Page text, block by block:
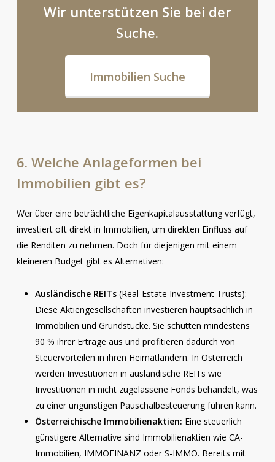
Wir unterstützen Sie bei der
Suche.
Immobilien Suche
6. Welche Anlageformen bei
Immobilien gibt es?
Wer über eine beträchtliche Eigenkapitalausstattung verfügt,
investiert oft direkt in Immobilien, um direkten Einfluss auf
die Renditen zu nehmen. Doch für diejenigen mit einem
kleineren Budget gibt es Alternativen:
Ausländische REITs(Real-Estate Investment Trusts):
Diese Aktiengesellschaften investieren hauptsächlich in
Immobilien und Grundstücke. Sie schütten mindestens
90 % ihrer Erträge aus und profitieren dadurch von
Steuervorteilen in ihren Heimatländern. In Österreich
werden Investitionen in ausländische REITs wie
Investitionen in nicht zugelassene Fonds behandelt, was
zu einer ungünstigen Pauschalbesteuerung führen kann.
Österreichische Immobilienaktien: Eine steuerlich
günstigere Alternative sind Immobilienaktien wie CA-
Immobilien, IMMOFINANZ oder S-IMMO. Bereits mit